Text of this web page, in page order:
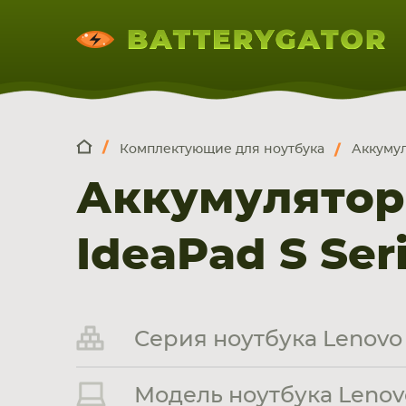
НОУТБУКА
ПЛАНШЕТА
СМАРТФОНА
Комплектующие для ноутбука
IdeaPad S
Серия ноутбука Lenovo
Модель ноутбука